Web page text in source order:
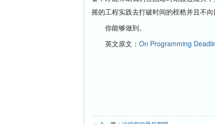
摇的工程实践去打破时间的桎梏并且不向
你能够做到。
英文原文： On Programming